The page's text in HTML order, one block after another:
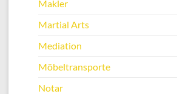
Makler
Martial Arts
Mediation
Möbeltransporte
Notar